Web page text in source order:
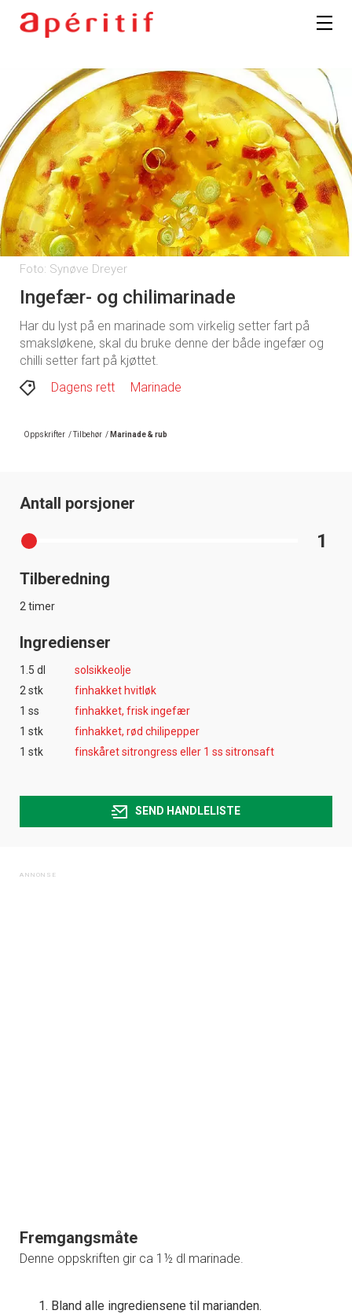
Foto: Synøve Dreyer
Ingefær- og chilimarinade
Har du lyst på en marinade som virkelig setter fart på
smaksløkene, skal du bruke denne der både ingefær og
chilli setter fart på kjøttet.
Dagens rett
Marinade
Oppskrifter /Tilbehør / Marinade & rub
Antall porsjoner
1
Tilberedning
2 timer
Ingredienser
1.5 dl
solsikkeolje
2 stk
finhakket hvitløk
1 ss
finhakket, frisk ingefær
1 stk
finhakket, rød chilipepper
1 stk
finskåret sitrongress eller 1 ss sitronsaft
SEND HANDLELISTE
Fremgangsmåte
Denne oppskriften gir ca 1½ dl marinade.
Bland alle ingrediensene til marianden.